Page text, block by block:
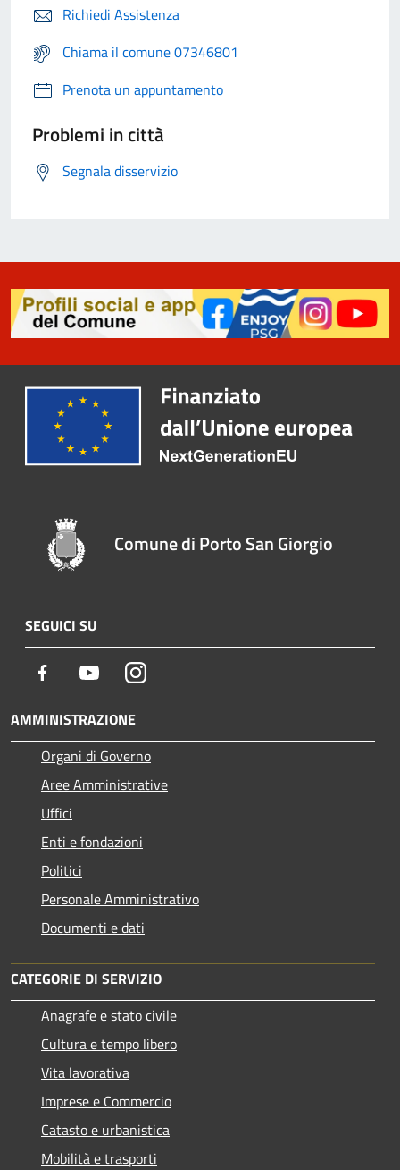
Richiedi Assistenza
Chiama il comune 07346801
Prenota un appuntamento
Problemi in città
Segnala disservizio
Comune di Porto San Giorgio
SEGUICI SU
Facebook YoutubeInstagram
AMMINISTRAZIONE
Organi di Governo
Aree Amministrative
Uffici
Enti e fondazioni
Politici
Personale Amministrativo
Documenti e dati
CATEGORIE DI SERVIZIO
Anagrafe e stato civile
Cultura e tempo libero
Vita lavorativa
Imprese e Commercio
Catasto e urbanistica
Mobilità e trasporti